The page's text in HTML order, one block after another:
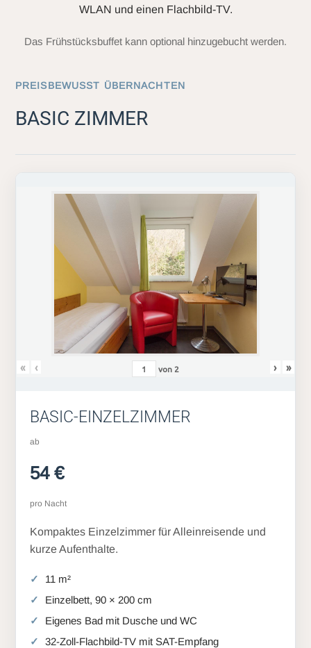
WLAN und einen Flachbild-TV.
Das Frühstücksbuffet kann optional hinzugebucht werden.
PREISBEWUSST ÜBERNACHTEN
BASIC ZIMMER
« ‹ von 2 › »
BASIC-EINZELZIMMER
ab
54 €
pro Nacht
Kompaktes Einzelzimmer für Alleinreisende und
kurze Aufenthalte.
11 m²
Einzelbett, 90 × 200 cm
Eigenes Bad mit Dusche und WC
32-Zoll-Flachbild-TV mit SAT-Empfang